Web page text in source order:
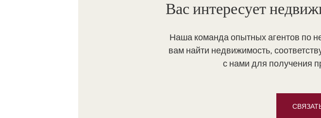
Вас интересует
Наша команда опытных агентов по
вам найти недвижимость,
с нами для получения